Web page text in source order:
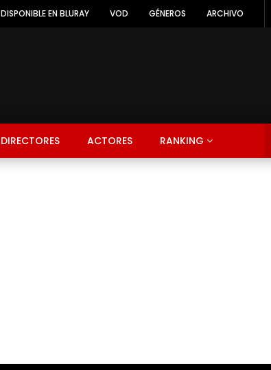
DISPONIBLE EN BLURAY VOD GÉNEROS ARCHIVO
DIRECTORES ACTORES RANKING